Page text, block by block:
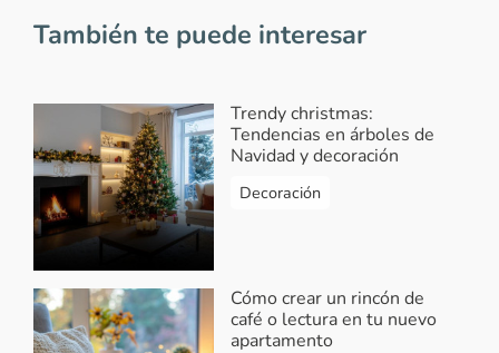
También te puede interesar
Trendy christmas:
Tendencias en árboles de
Navidad y decoración
Decoración
Cómo crear un rincón de
café o lectura en tu nuevo
apartamento